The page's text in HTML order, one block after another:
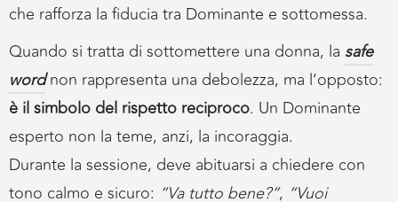
che rafforza la fiducia tra Dominante e sottomessa.
Quando si tratta di sottomettere una donna, la safe
wordnon rappresenta una debolezza, ma l’opposto:
è il simbolo del rispetto reciproco. Un Dominante
esperto non la teme, anzi, la incoraggia.
Durante la sessione, deve abituarsi a chiedere con
tono calmo e sicuro: “Va tutto bene?”, “Vuoi